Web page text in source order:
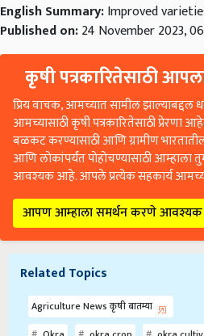
English Summary:Improved
Published on:24 November 2023,
कृषी पत्रकारितेसाठी
प्रिय वाचक, आमच्यात सामील
आमच्यासाठी कृषी पत्रकारितेसाठी प्रेरणा
बळकट करण्यासाठी आणि ग्रामीण
आणि लोकांपर्यंत पोहोचण्यासाठी आम्हाला
आवश्यक आहे. आपले प्रत्येक सहकार्य
आपण आम्हाला समर्थन करणे
Related Topics
Agriculture News कृषी बातम्या